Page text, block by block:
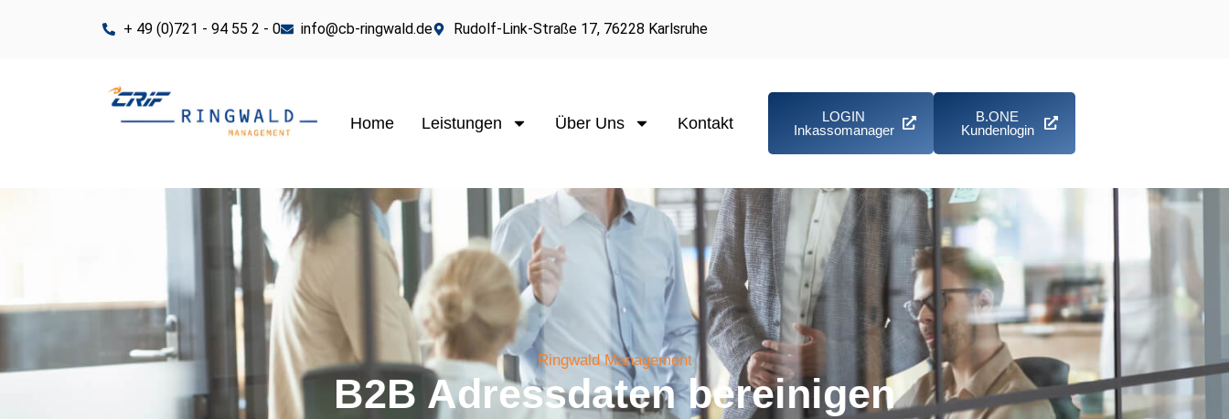
+ 49 (0)721 - 94 55 2 - 0 info@cb-ringwald.de Rudolf-Link-Straße 17, 76228 Karlsruhe
Home Leistungen Über Uns Kontakt
LOGIN
Inkassomanager
B.ONE
Kundenlogin
Ringwald Management
B2B Adressdaten bereinigen